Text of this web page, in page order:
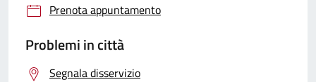
Prenota appuntamento
Problemi in città
Segnala disservizio